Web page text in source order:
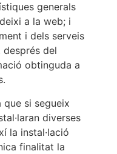
generals
a la web; i
i dels serveis
després del
obtinguda a
si segueix
diverses
la instal·lació
finalitat la